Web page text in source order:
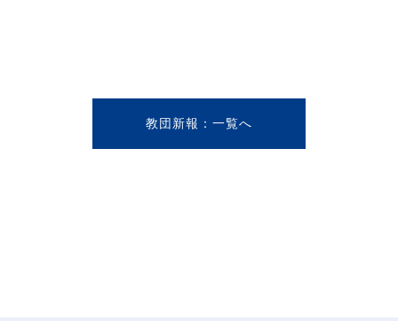
教団新報